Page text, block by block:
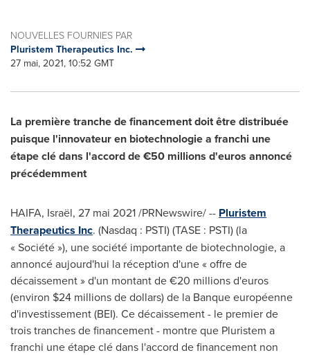
NOUVELLES FOURNIES PAR
Pluristem Therapeutics Inc.
27 mai, 2021, 10:52 GMT
La première tranche de financement doit être distribuée
puisque l'innovateur en biotechnologie a franchi une
étape clé dans l'accord de €50 millions d'euros annoncé
précédemment
HAIFA, Israël, 27 mai 2021 /PRNewswire/ -- Pluristem
Therapeutics Inc. (Nasdaq : PSTI) (TASE : PSTI) (la
« Société »), une société importante de biotechnologie, a
annoncé aujourd'hui la réception d'une « offre de
décaissement » d'un montant de €20 millions d'euros
(environ $24 millions de dollars) de la Banque européenne
d'investissement (BEI). Ce décaissement - le premier de
trois tranches de financement - montre que Pluristem a
franchi une étape clé dans l'accord de financement non